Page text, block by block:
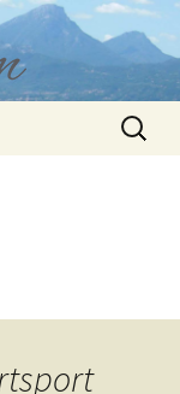
Suchen
nach: